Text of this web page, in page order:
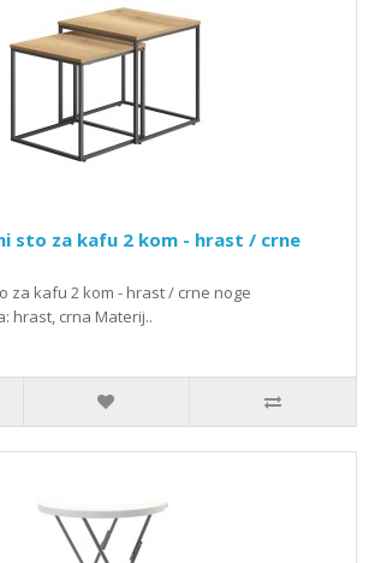
sto za kafu 2 kom - hrast / crne
za kafu 2 kom - hrast / crne noge
hrast, crna Materij..